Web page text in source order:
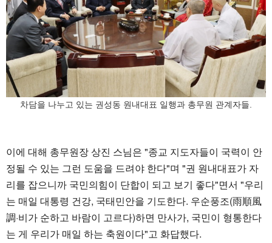
차담을 나누고 있는 권성동 원내대표 일행과 총무원 관계자들.
이에 대해 총무원장 상진 스님은 "종교 지도자들이 국력이 안
정될 수 있는 그런 도움을 드려야 한다"며 "권 원내대표가 자
리를 잡으니까 국민의힘이 단합이 되고 보기 좋다"면서 "우리
는 매일 대통령 건강, 국태민안을 기도한다. 우순풍조(雨順風
調·비가 순하고 바람이 고르다)하면 만사가, 국민이 형통한다
는 게 우리가 매일 하는 축원이다"고 화답했다.